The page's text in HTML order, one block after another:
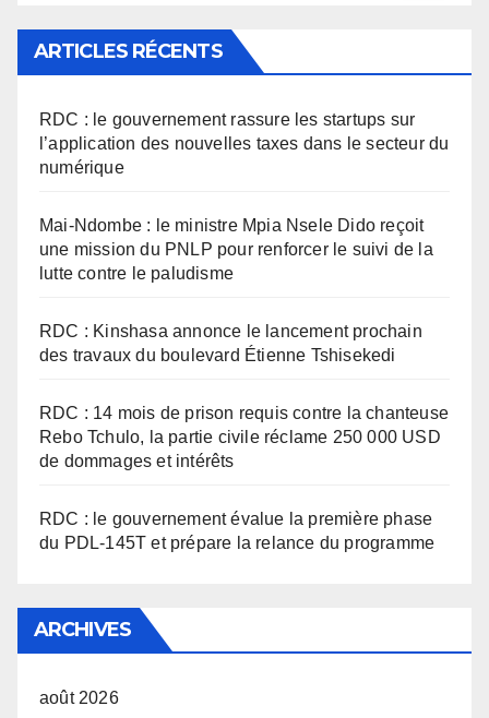
ARTICLES RÉCENTS
RDC : le gouvernement rassure les startups sur
l’application des nouvelles taxes dans le secteur du
numérique
Mai-Ndombe : le ministre Mpia Nsele Dido reçoit
une mission du PNLP pour renforcer le suivi de la
lutte contre le paludisme
RDC : Kinshasa annonce le lancement prochain
des travaux du boulevard Étienne Tshisekedi
RDC : 14 mois de prison requis contre la chanteuse
Rebo Tchulo, la partie civile réclame 250 000 USD
de dommages et intérêts
RDC : le gouvernement évalue la première phase
du PDL-145T et prépare la relance du programme
ARCHIVES
août 2026